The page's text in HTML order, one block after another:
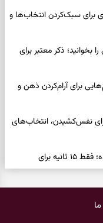
امروز جمعه ۱۶ مرداد ۱۴۰۵ | روزی برای سبک‌کردن انتخاب‌ها و
ذکر معتبر برای
امروز جمعه ۱۶ مرداد ۱۴۰۵ | پیام‌هایی برای آرام‌کردن ذهن و
جمعه ۱۶ مرداد ۱۴۰۵ | روزی برای نفس‌کشیدن، انتخاب‌های
بازی فکری | تکه پیتزا میان سبزیجات قایم شده؛ فقط ۱۵ ثانیه برای